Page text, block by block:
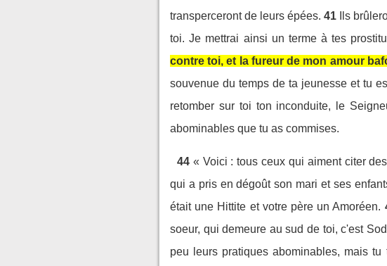
transperceront de leurs épées. 41
Ils
toi. Je mettrai ainsi un terme à tes
contre toi, et la fureur de mon amour
souvenue du temps de ta jeunesse et tu
retomber sur toi ton inconduite, le
abominables que tu as commises.
44 « Voici : tous ceux qui aiment citer
qui a pris en dégoût son mari et ses
était une Hittite et votre père un Amoréen.
soeur, qui demeure au sud de toi, c'est
peu leurs pratiques abominables, mais